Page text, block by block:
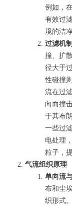
例如，
有效过
境的洁净
过滤机制
撞、扩
径大于
性碰撞
流在过
向而撞
于其布
一些过
电处理
粒子，
气流组织原理
单向流
布和尘
织形式